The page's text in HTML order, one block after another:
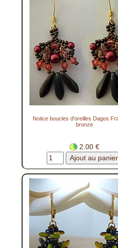
Notice boucles d'oreilles Dagos
bronze
2.00 €